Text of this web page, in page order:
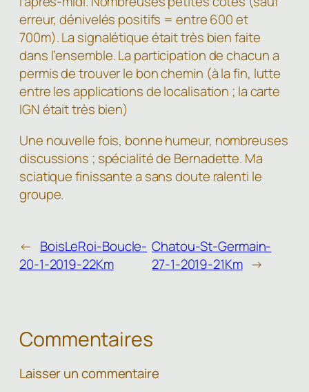
erreur, dénivelés positifs = entre 600 et
700m). La signalétique était très bien faite
dans l’ensemble. La participation de chacun a
permis de trouver le bon chemin (à la fin, lutte
entre les applications de localisation ; la carte
IGN était très bien)
Une nouvelle fois, bonne humeur, nombreuses
discussions ; spécialité de Bernadette. Ma
sciatique finissante a sans doute ralenti le
groupe.
← BoisLeRoi-Boucle-
20-1-2019-22Km
Chatou-St-Germain-
27-1-2019-21Km →
Commentaires
Laisser un commentaire